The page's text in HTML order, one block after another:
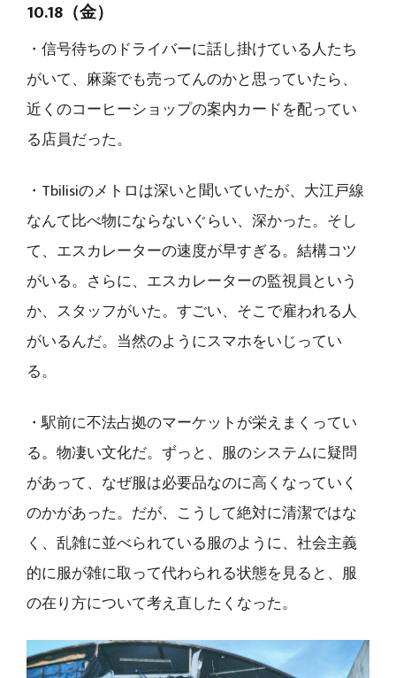
10.18（金）
・信号待ちのドライバーに話し掛けている人たち
がいて、麻薬でも売ってんのかと思っていたら、
近くのコーヒーショップの案内カードを配ってい
る店員だった。
・Tbilisiのメトロは深いと聞いていたが、大江戸線
なんて比べ物にならないぐらい、深かった。そし
て、エスカレーターの速度が早すぎる。結構コツ
がいる。さらに、エスカレーターの監視員という
か、スタッフがいた。すごい、そこで雇われる人
がいるんだ。当然のようにスマホをいじってい
る。
・駅前に不法占拠のマーケットが栄えまくってい
る。物凄い文化だ。ずっと、服のシステムに疑問
があって、なぜ服は必要品なのに高くなっていく
のかがあった。だが、こうして絶対に清潔ではな
く、乱雑に並べられている服のように、社会主義
的に服が雑に取って代わられる状態を見ると、服
の在り方について考え直したくなった。